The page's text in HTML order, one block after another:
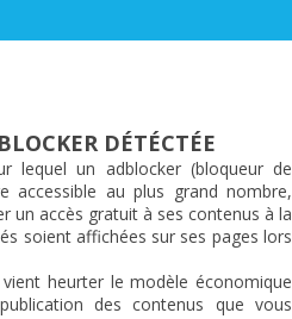
DÉTÉCTÉE
lequel un adblocker (bloqueur de
accessible au plus grand nombre,
un accès gratuit à ses contenus à la
soient affichées sur ses pages lors
heurter le modèle économique
des contenus que vous